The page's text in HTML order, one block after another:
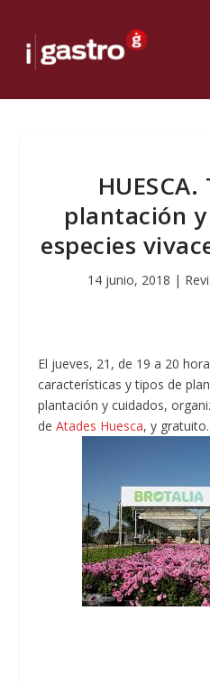
plantación
especies
14 junio, 2018 |
El jueves, 21, de 19 a 20
características y tipos de
plantación y cuidados,
deAtades Huesca, y gratuito.